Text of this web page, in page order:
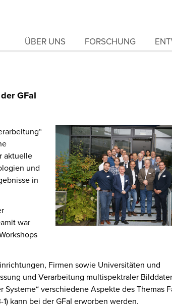
ÜBER UNS FORSCHUNG
GFaI
aktuelle
und
in
war
Firmen sowie Universitäten und
und Verarbeitung multispektraler
verschiedene Aspekte des Themas
kann bei der GFaI erworben werden.